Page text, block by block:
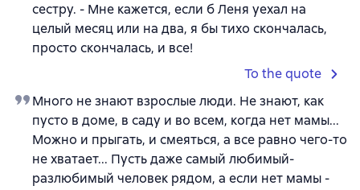
сестру. - Мне кажется, если б Леня уехал на
целый месяц или на два, я бы тихо скончалась,
просто скончалась, и все!
To the quote
Много не знают взрослые люди. Не знают, как
пусто в доме, в саду и во всем, когда нет мамы...
Можно и прыгать, и смеяться, а все равно чего-то
не хватает... Пусть даже самый любимый-
разлюбимый человек рядом, а если нет мамы -